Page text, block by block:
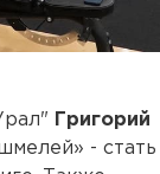
Григорий
- стать